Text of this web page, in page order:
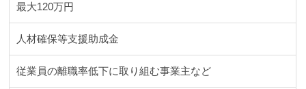
最大120万円
人材確保等支援助成金
従業員の離職率低下に取り組む事業主など